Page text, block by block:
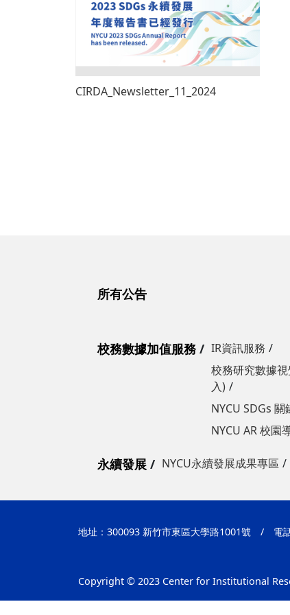
CIRDA_Newsletter_11_2024
所有公告
校務數據加值服務
IR資訊服務
校務研究數據
入)
NYCU SDGs
NYCU AR 校園
永續發展 NYCU永續發展成果專區
地址：300093 新竹市東區大學路1001號 / 電
Copyright © 2023 Center for Institutional